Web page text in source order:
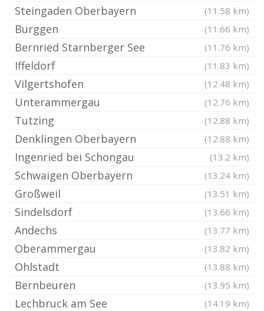
Steingaden Oberbayern (11.58 km)
Burggen (11.66 km)
Bernried Starnberger See (11.76 km)
Iffeldorf (11.83 km)
Vilgertshofen (12.48 km)
Unterammergau (12.76 km)
Tutzing (12.88 km)
Denklingen Oberbayern (12.88 km)
Ingenried bei Schongau (13.2 km)
Schwaigen Oberbayern (13.24 km)
Großweil (13.51 km)
Sindelsdorf (13.66 km)
Andechs (13.77 km)
Oberammergau (13.82 km)
Ohlstadt (13.88 km)
Bernbeuren (13.95 km)
Lechbruck am See (14.19 km)